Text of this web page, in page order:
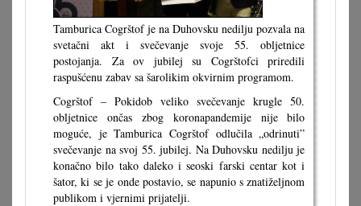
Tamburica Cogrštof je na Duhovsku nedilju pozvala na
svetačni akt i svečevanje svoje 55. obljetnice
postojanja. Za ov jubilej su Cogrštofci priredili
raspušćenu zabav sa šarolikim okvirnim programom.
Cogrštof – Pokidob veliko svečevanje krugle 50.
obljetnice ončas zbog koronapandemije nije bilo
moguće, je Tamburica Cogrštof odlučila „odrinuti”
svečevanje na svoj 55. jubilej. Na Duhovsku nedilju je
konačno bilo tako daleko i seoski farski centar kot i
šator, ki se je onde postavio, se napunio s znatiželjnom
publikom i vjernimi prijatelji.